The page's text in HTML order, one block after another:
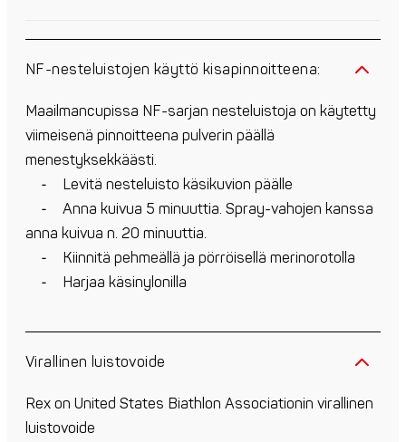
NF-nesteluistojen käyttö kisapinnoitteena:
Maailmancupissa NF-sarjan nesteluistoja on käytetty
viimeisenä pinnoitteena pulverin päällä
menestyksekkäästi.
⁃ Levitä nesteluisto käsikuvion päälle
⁃ Anna kuivua 5 minuuttia. Spray-vahojen kanssa
anna kuivua n. 20 minuuttia.
⁃ Kiinnitä pehmeällä ja pörröisellä merinorotolla
⁃ Harjaa käsinylonilla
Virallinen luistovoide
Rex on United States Biathlon Associationin virallinen
luistovoide